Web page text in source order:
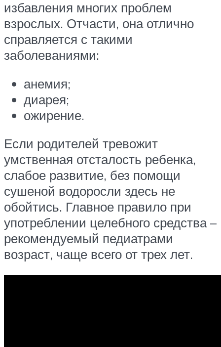
избавления многих проблем
взрослых. Отчасти, она отлично
справляется с такими
заболеваниями:
анемия;
диарея;
ожирение.
Если родителей тревожит
умственная отсталость ребенка,
слабое развитие, без помощи
сушеной водоросли здесь не
обойтись. Главное правило при
употреблении целебного средства –
рекомендуемый педиатрами
возраст, чаще всего от трех лет.